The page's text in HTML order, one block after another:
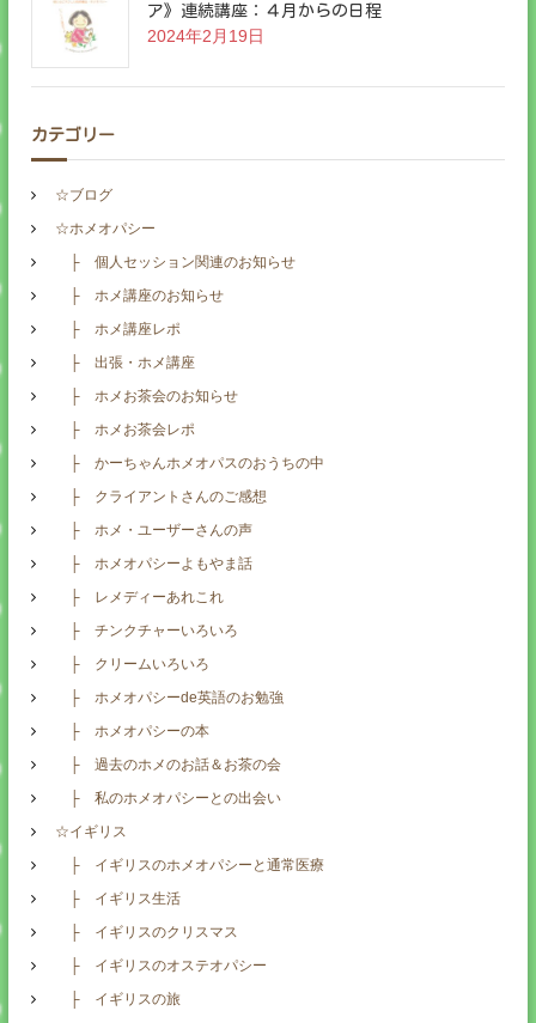
ア》連続講座：４月からの日程
2024年2月19日
カテゴリー
☆ブログ
☆ホメオパシー
├ 個人セッション関連のお知らせ
├ ホメ講座のお知らせ
├ ホメ講座レポ
├ 出張・ホメ講座
├ ホメお茶会のお知らせ
├ ホメお茶会レポ
├ かーちゃんホメオパスのおうちの中
├ クライアントさんのご感想
├ ホメ・ユーザーさんの声
├ ホメオパシーよもやま話
├ レメディーあれこれ
├ チンクチャーいろいろ
├ クリームいろいろ
├ ホメオパシーde英語のお勉強
├ ホメオパシーの本
├ 過去のホメのお話＆お茶の会
├ 私のホメオパシーとの出会い
☆イギリス
├ イギリスのホメオパシーと通常医療
├ イギリス生活
├ イギリスのクリスマス
├ イギリスのオステオパシー
├ イギリスの旅